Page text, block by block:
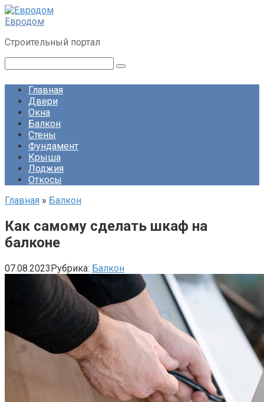
Перейти
к
Евродом
Строительный портал
Главная
Двери
Окна
Балкон
Стены
Фундамент
Крыша
Лоджия
Откосы
Главная » Балкон
Как самому сделать шкаф на
балконе
07.08.2023Рубрика: Балкон